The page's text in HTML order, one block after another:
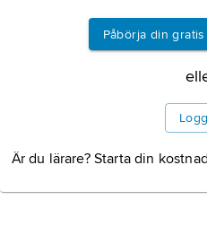
Information om
Påbörja din
Är du lärare? Starta din